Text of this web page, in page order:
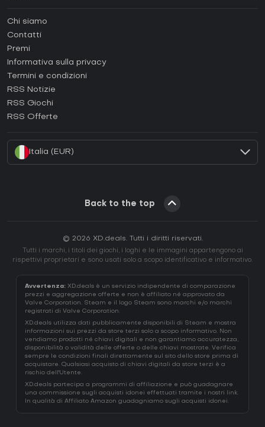
Come attivare una Steam CD Key?
Come attivare una Epic Games CD Key?
Come attivare una GOG CD Key?
Come attivare una Ubisoft Connect CD Key?
Chi siamo
Contatti
Premi
Informativa sulla privacy
Termini e condizioni
RSS Notizie
RSS Giochi
RSS Offerte
Italia (EUR)
Back to the top
© 2026 XD.deals. Tutti i diritti riservati.
Tutti i marchi, i titoli dei giochi, i loghi e le immagini appartengono ai
rispettivi proprietari e sono usati solo a scopo identificativo e informativo.
Avvertenza: XD.deals è un servizio indipendente di comparazione
prezzi e aggregazione offerte e non è affiliato né approvato da
Valve Corporation. Steam e il logo Steam sono marchi e/o marchi
registrati di Valve Corporation.
XD.deals utilizza dati pubblicamente disponibili di Steam e mostra
informazioni sui prezzi da store terzi solo a scopo informativo. Non
vendiamo prodotti né chiavi digitali e non garantiamo accuratezza,
disponibilità o validità delle offerte o delle chiavi mostrate. Verifica
sempre le condizioni finali direttamente sul sito dello store prima di
acquistare. Qualsiasi acquisto di chiavi digitali da store terzi è a
rischio dell'Utente.
XD.deals partecipa a programmi di affiliazione e può guadagnare
una commissione sugli acquisti idonei effettuati tramite i nostri link.
In qualità di Affiliato Amazon guadagniamo sugli acquisti idonei.